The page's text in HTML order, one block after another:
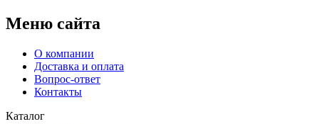
Меню сайта
О компании
Доставка и оплата
Вопрос-ответ
Контакты
Каталог